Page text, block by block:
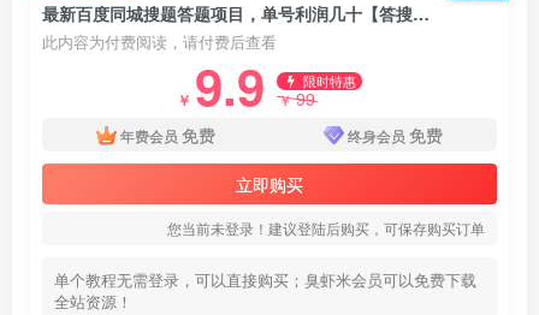
最新百度同城搜题答题项目，单号利润几十【答搜脚本+详细教程】
此内容为付费阅读，请付费后查看
￥ 9.9 限时特惠
￥99
年费会员 免费 终身会员 免费
立即购买
您当前未登录！建议登陆后购买，可保存购买订单
单个教程无需登录，可以直接购买；臭虾米会员可以免费下载
全站资源！